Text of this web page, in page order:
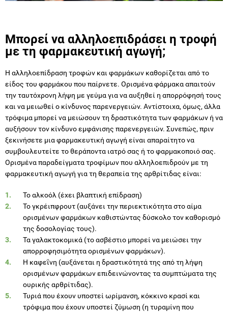
Μπορεί να αλληλοεπιδράσει η τροφή
με τη φαρμακευτική αγωγή;
Η αλληλοεπίδραση τροφών και φαρμάκων καθορίζεται από το
είδος του φαρμάκου που παίρνετε. Ορισμένα φάρμακα απαιτούν
την ταυτόχρονη λήψη με γεύμα για να αυξηθεί η απορρόφησή τους
και να μειωθεί ο κίνδυνος παρενεργειών. Αντίστοιχα, όμως, άλλα
τρόφιμα μπορεί να μειώσουν τη δραστικότητα των φαρμάκων ή να
αυξήσουν τον κίνδυνο εμφάνισης παρενεργειών. Συνεπώς, πριν
ξεκινήσετε μια φαρμακευτική αγωγή είναι απαραίτητο να
συμβουλευτείτε το θεράποντα ιατρό σας ή το φαρμακοποιό σας.
Ορισμένα παραδείγματα τροφίμων που αλληλοεπιδρούν με τη
φαρμακευτική αγωγή για τη θεραπεία της αρθρίτιδας είναι:
Το αλκοόλ (έχει βλαπτική επίδραση)
Το γκρέιπφρουτ (αυξάνει την περιεκτικότητα στο αίμα
ορισμένων φαρμάκων καθιστώντας δύσκολο τον καθορισμό
της δοσολογίας τους).
Τα γαλακτοκομικά (το ασβέστιο μπορεί να μειώσει την
απορροφησιμότητα ορισμένων φαρμάκων).
Η καφεΐνη (αυξάνεται η δραστικότητά της από τη λήψη
ορισμένων φαρμάκων επιδεινώνοντας τα συμπτώματα της
ουρικής αρθρίτιδας).
Τυριά που έχουν υποστεί ωρίμανση, κόκκινο κρασί και
τρόφιμα που έχουν υποστεί ζύμωση (η τυραμίνη που